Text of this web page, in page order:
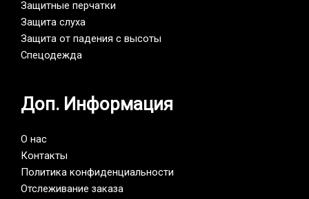
Защитные перчатки
Защита слуха
Защита от падения с высоты
Спецодежда
Доп. Информация
О нас
Контакты
Политика конфиденциальности
Отслеживание заказа